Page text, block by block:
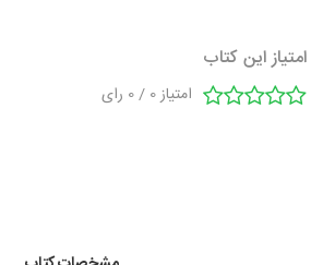
امتیاز این کتاب
امتیاز0
/
0 رای